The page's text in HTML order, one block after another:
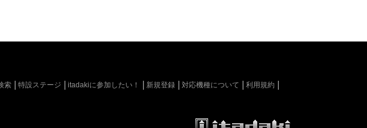
索 特設ステージ itadakiに参加したい！ 新規登録 対応機種について
利用規約